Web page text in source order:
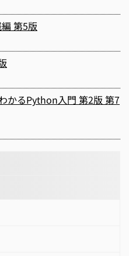
第5版
かるPython入門 第2版 第7